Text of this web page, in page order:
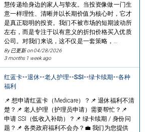
慧传递给身边的家人与挚友。当投资像做一门生
意一样理性、清晰并以长期价值为核心时，它才
是真正聪明的投资。我们不被市场的短期波动所
左右，而是专注于以有意义的折扣价格买入优质
公司。对我们来说，这不仅是一套策略，…
By 已更新 on04/28/2026
3 months 1 week ago
红蓝卡--退休--老人护理--SSI--绿卡续期--各种
福利
📌 想申请红蓝卡（Medicare）？📌 退休福利不清
楚？📌 老人护理（护理员申请）需要帮忙？📌
申请 SSI（低收入补助）？📌 绿卡续期 / 身份问
题？📌 各类政府福利不会办？💼 我们为您提供